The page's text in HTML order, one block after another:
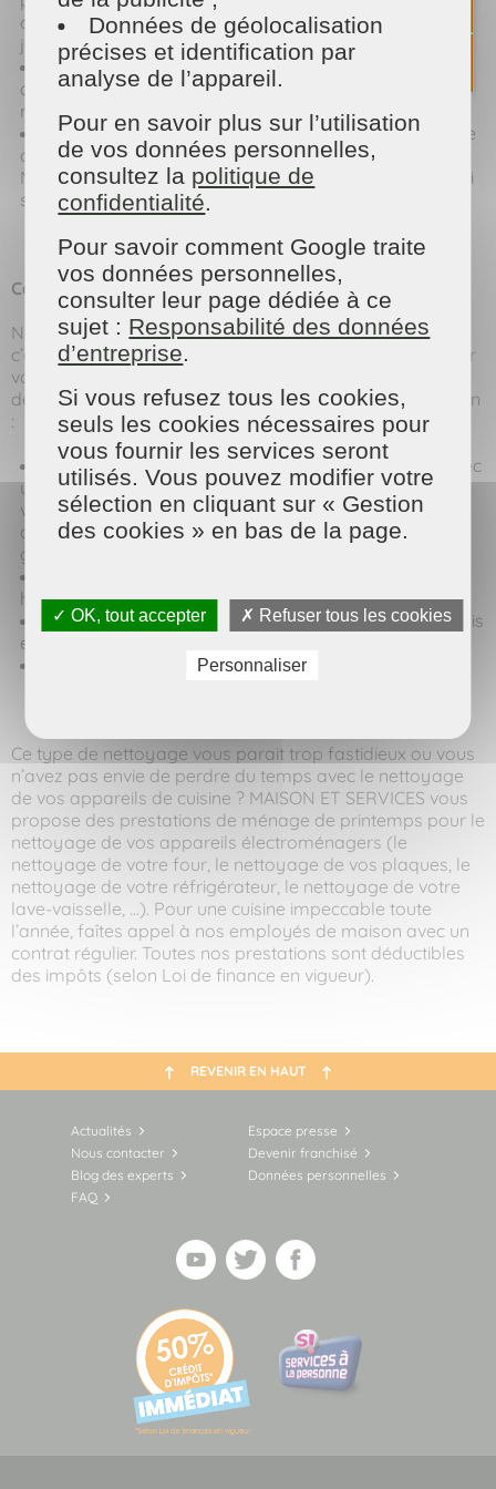
cuisinez souvent, vous pouvez les nettoyer tous les deux
jours)
Type de plaques :Selon le type de plaque que vous
avez (induction, gaz, vitrocéramique) les techniques de
nettoyage seront légèrement différentes.
Type d’éponge :Si vous utilisez une éponge abrasive
ou « classique », elle abimera et rayera votre plaque !
Nous vous conseillons d’utiliser un chiffon microfibre qui
sera plus doux pour vos plaques.
Comment nettoyer une plaque de cuisson ?
Nettoyer les plaques c’est bien mais bien les nettoyer,
c’est encore mieux ! Pour que ça soit simple et facile pour
vous, les experts de MAISON ET SERVICES vous donne
des astuces pour le nettoyage de vos plaques de cuisson
:
Commencez par humidifier la plaque de cuisson avec
une éponge (de préférence, une éponge microfibre qui
vous permettra de bien nettoyer toutes les surfaces et
absorbe mieux l’eau, la poussière ou les substances
graisseuses)
humide
Frottez délicatement la surface d’abord en cercle puis
en « S »
Rincez la plaque et séchez-la avec une microfibre
Ce type de nettoyage vous parait trop fastidieux ou vous
n’avez pas envie de perdre du temps avec le nettoyage
de vos appareils de cuisine ? MAISON ET SERVICES vous
propose des prestations de ménage de printemps pour le
nettoyage de vos appareils électroménagers (le
nettoyage de votre four, le nettoyage de vos plaques, le
nettoyage de votre réfrigérateur, le nettoyage de votre
lave-vaisselle, …). Pour une cuisine impeccable toute
l’année, faîtes appel à nos employés de maison avec un
contrat régulier. Toutes nos prestations sont déductibles
des impôts (selon Loi de finance en vigueur).
REVENIR EN HAUT
Actualités
Espace presse
Nous contacter
Devenir franchisé
Blog des experts
Données personnelles
FAQ
Données de géolocalisation
précises et identification par
analyse de l’appareil.
Pour en savoir plus sur l’utilisation
de vos données personnelles,
consultez la politique de
confidentialité.
Pour savoir comment Google traite
vos données personnelles,
consulter leur page dédiée à ce
sujet : Responsabilité des données
d’entreprise.
Si vous refusez tous les cookies,
seuls les cookies nécessaires pour
vous fournir les services seront
utilisés. Vous pouvez modifier votre
sélection en cliquant sur « Gestion
des cookies » en bas de la page.
✓ OK, tout accepter ✗ Refuser tous les cookies
Personnaliser